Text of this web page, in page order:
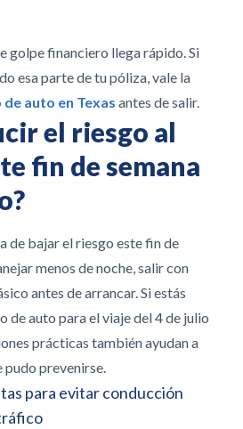
golpe financiero llega rápido. Si
esa parte de tu póliza, vale la
de auto en Texas antes de salir.
el riesgo al
fin de semana
de bajar el riesgo este fin de
menos de noche, salir con
antes de arrancar. Si estás
de auto para el viaje del 4 de julio
prácticas también ayudan a
pudo prevenirse.
para evitar conducción